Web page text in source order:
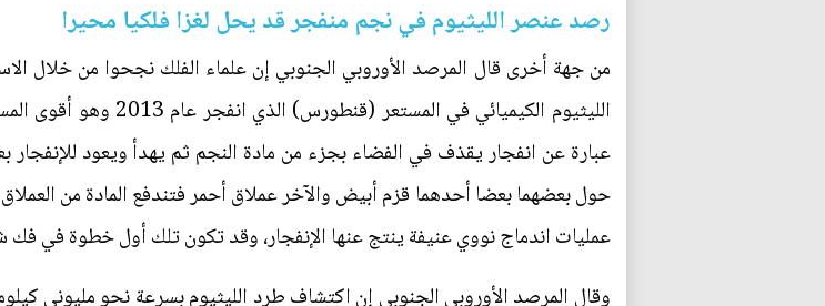
رصد عنصر الليثيوم في نجم منفجر قد يحل لغزا فلكيا محيرا
من جهة أخرى قال المرصد الأوروبي الجنوبي إن علماء الفلك نجحوا من خلال
الليثيوم الكيميائي في
عبارة عن انفجار يقذف في الفضاء بجزء من مادة النجم ثم يهدأ ويعود
حول بعضهما بعضا أحدهما قزم أبيض والآخر عملاق أحمر فتندفع المادة من
عمليات اندماج نووي عنيفة ينتج عنها الإنفجار، وقد تكون تلك أول خطوة في
وقال المرصد الأوروبي الجنوبي إن اكتشاف طرد الليثيوم بسرعة نحو مليوني